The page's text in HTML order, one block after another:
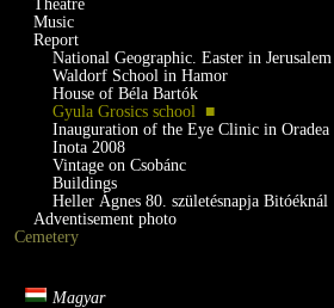
Theatre
Music
Report
National Geographic. Easter in Jerusalem
Waldorf School in Hamor
House of Béla Bartók
Gyula Grosics school ■
Inauguration of the Eye Clinic in Oradea
Inota 2008
Vintage on Csobánc
Buildings
Heller Ágnes 80. születésnapja Bitóéknál
Adventisement photo
Cemetery
Magyar